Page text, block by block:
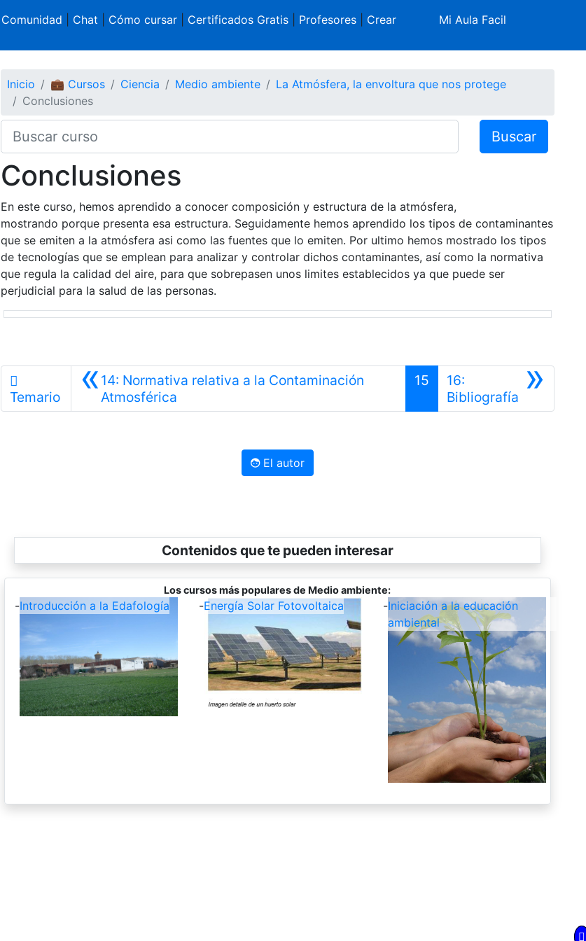
Comunidad Chat Cómo cursar| Certificados Gratis| Profesores| Crear
Mi Aula Facil
Inicio 💼 Cursos Ciencia Medio ambiente
La Atmósfera, la envoltura que nos protege
Conclusiones
Buscar
Conclusiones
En este curso, hemos aprendido a conocer composición y estructura de la atmósfera,
mostrando porque presenta esa estructura. Seguidamente hemos aprendido los tipos de contaminantes
que se emiten a la atmósfera asi como las fuentes que lo emiten. Por ultimo hemos mostrado los tipos
de tecnologías que se emplean para analizar y controlar dichos contaminantes, así como la normativa
que regula la calidad del aire, para que sobrepasen unos limites establecidos ya que puede ser
perjudicial para la salud de las personas.
Temario «14: Normativa relativa a la Contaminación
AtmosféricaAnterior
15 »
16:
Bibliografía
El autor
Contenidos que te pueden interesar
Los cursos más populares de Medio ambiente:
-Introducción a la Edafología -Energía Solar Fotovoltaica -Iniciación a la educación
ambiental